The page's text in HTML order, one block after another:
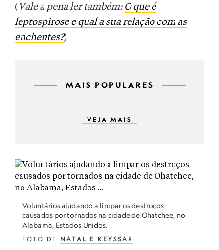
( Vale a pena ler também: O que é
leptospirose e qual a sua relação com as
enchentes?)
MAIS POPULARES
VEJA MAIS
Voluntários ajudando a limpar os destroços
causados por tornados na cidade de Ohatchee, no
Alabama, Estados Unidos.
FOTO DE NATALIE KEYSSAR